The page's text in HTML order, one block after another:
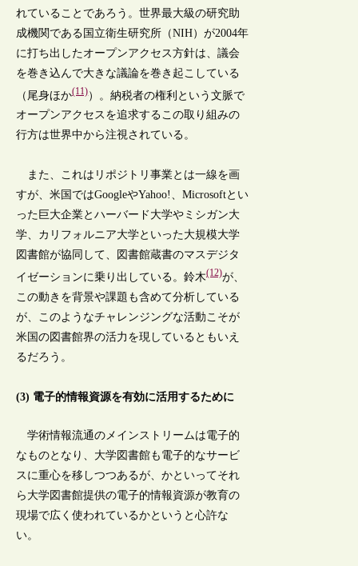
れていることであろう。世界最大級の研究助
成機関である国立衛生研究所（NIH）が2004年
に打ち出したオープンアクセス方針は、議会
を巻き込んで大きな議論を巻き起こしている
（尾身ほか(11)）。納税者の権利という文脈で
オープンアクセスを追求するこの取り組みの
行方は世界中から注視されている。
また、これはリポジトリ事業とは一線を画
すが、米国ではGoogleやYahoo!、Microsoftとい
った巨大企業とハーバード大学やミシガン大
学、カリフォルニア大学といった大規模大学
図書館が協同して、図書館蔵書のマスデジタ
イゼーションに乗り出している。鈴木(12)が、
この動きを背景や課題も含めて分析している
が、このようなチャレンジングな活動こそが
米国の図書館界の活力を現しているともいえ
るだろう。
(3) 電子的情報資源を有効に活用するために
学術情報流通のメインストリームは電子的
なものとなり、大学図書館も電子的なサービ
スに重心を移しつつあるが、かといってそれ
ら大学図書館提供の電子的情報資源が教育の
現場で広く使われているかというと心許な
い。